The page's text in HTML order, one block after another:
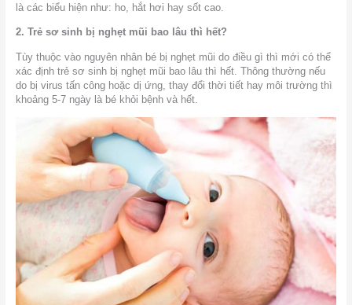
là các biểu hiện như: ho, hắt hơi hay sốt cao.
2. Trẻ sơ sinh bị nghẹt mũi bao lâu thì hết?
Tùy thuộc vào nguyên nhân bé bị nghẹt mũi do điều gì thì mới có thể
xác định trẻ sơ sinh bị nghẹt mũi bao lâu thì hết. Thông thường nếu
do bị virus tấn công hoặc dị ứng, thay đổi thời tiết hay môi trường thì
khoảng 5-7 ngày là bé khỏi bệnh và hết.